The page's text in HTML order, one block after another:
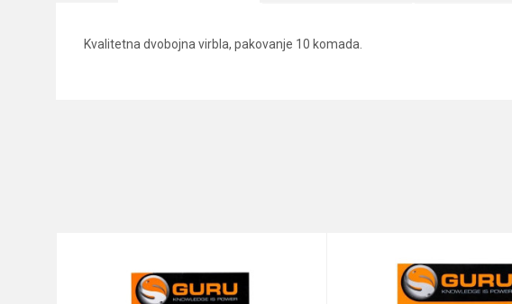
Kvalitetna dvobojna virbla, pakovanje 10 komada.
Anti-spam zaštita - izračunajte koliko je 6 - 1 :